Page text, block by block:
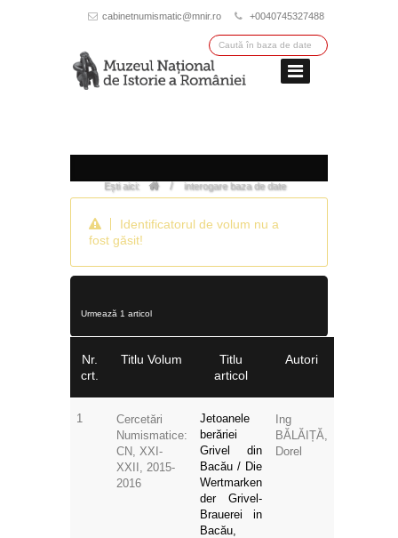
cabinetnumismatic@mnir.ro +0040745327488
Ești aici: / interogare baza de date
Identificatorul de volum nu a
fost găsit!
Urmează 1 articol
Nr.
crt.
Titlu Volum
Titlu
articol
Autori
1
Cercetări
Numismatice:
CN, XXI-
XXII, 2015-
2016
Jetoanele
berăriei
Grivel din
Bacău / Die
Wertmarken
der Grivel-
Brauerei in
Bacău,
Ing
BĂLĂIȚĂ,
Dorel